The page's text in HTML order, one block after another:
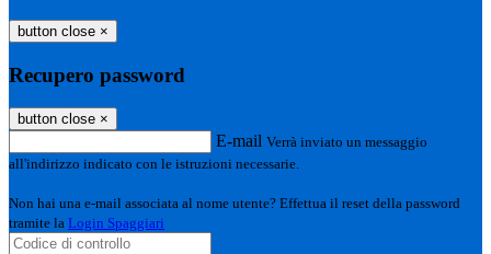
button close ×
Recupero password
button close ×
E-mail Verrà inviato un messaggio
all'indirizzo indicato con le istruzioni necessarie.
Non hai una e-mail associata al nome utente? Effettua il reset della password
tramite la Login Spaggiari